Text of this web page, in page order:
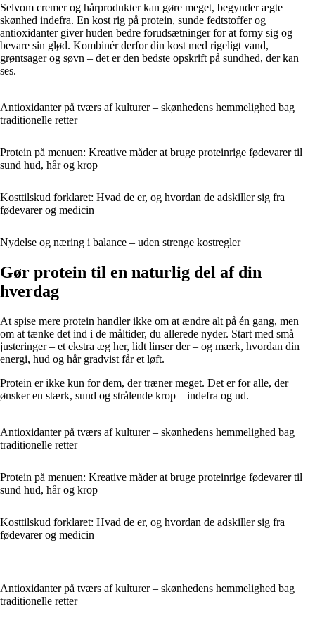
Selvom cremer og hårprodukter kan gøre meget, begynder ægte
skønhed indefra. En kost rig på protein, sunde fedtstoffer og
antioxidanter giver huden bedre forudsætninger for at forny sig og
bevare sin glød. Kombinér derfor din kost med rigeligt vand,
grøntsager og søvn – det er den bedste opskrift på sundhed, der kan
ses.
Antioxidanter på tværs af kulturer – skønhedens hemmelighed bag
traditionelle retter
Protein på menuen: Kreative måder at bruge proteinrige fødevarer til
sund hud, hår og krop
Kosttilskud forklaret: Hvad de er, og hvordan de adskiller sig fra
fødevarer og medicin
Nydelse og næring i balance – uden strenge kostregler
Gør protein til en naturlig del af din
hverdag
At spise mere protein handler ikke om at ændre alt på én gang, men
om at tænke det ind i de måltider, du allerede nyder. Start med små
justeringer – et ekstra æg her, lidt linser der – og mærk, hvordan din
energi, hud og hår gradvist får et løft.
Protein er ikke kun for dem, der træner meget. Det er for alle, der
ønsker en stærk, sund og strålende krop – indefra og ud.
Antioxidanter på tværs af kulturer – skønhedens hemmelighed bag
traditionelle retter
Protein på menuen: Kreative måder at bruge proteinrige fødevarer til
sund hud, hår og krop
Kosttilskud forklaret: Hvad de er, og hvordan de adskiller sig fra
fødevarer og medicin
Antioxidanter på tværs af kulturer – skønhedens hemmelighed bag
traditionelle retter